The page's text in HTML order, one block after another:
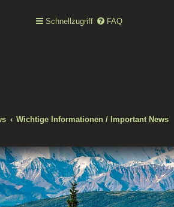
Schnellzugriff FAQ
Wichtige Informationen / Important News